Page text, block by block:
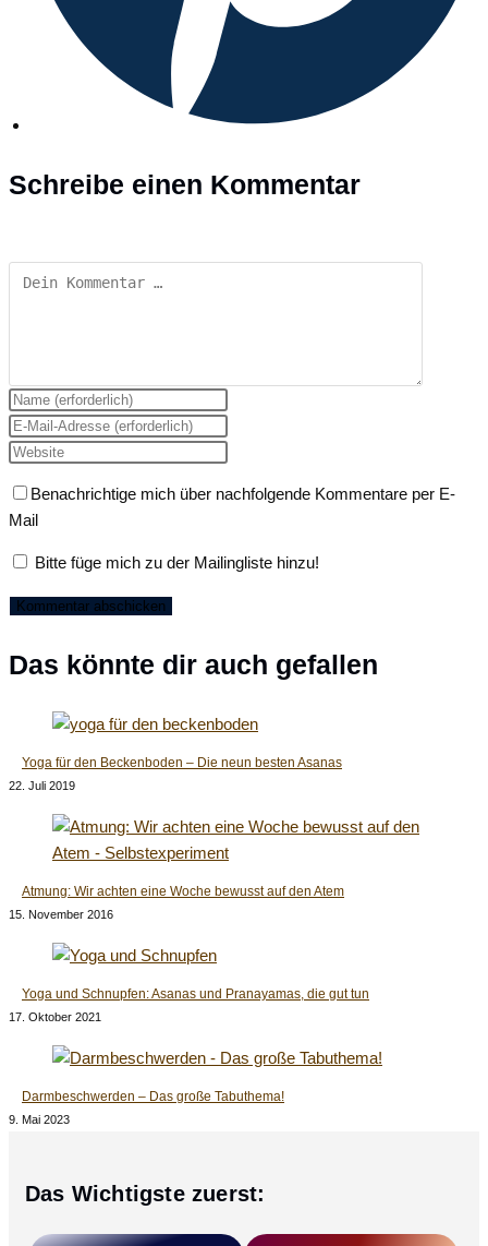
Schreibe einen Kommentar
Gib
deinen
Namen
Benutzernamen
zum
Kommentieren
Gib
deine
Mail-
Adresse
zum
ein
Gib
Website-
URL
ein
Benachrichtige mich über nachfolgende Kommentare per E-
Mail
Bitte füge mich zu der Mailingliste hinzu!
Das könnte dir auch gefallen
Yoga für den Beckenboden – Die neun besten Asanas
22. Juli 2019
Atmung: Wir achten eine Woche bewusst auf den Atem
15. November 2016
Yoga und Schnupfen: Asanas und Pranayamas, die gut tun
17. Oktober 2021
Darmbeschwerden – Das große Tabuthema!
9. Mai 2023
Das Wichtigste zuerst: